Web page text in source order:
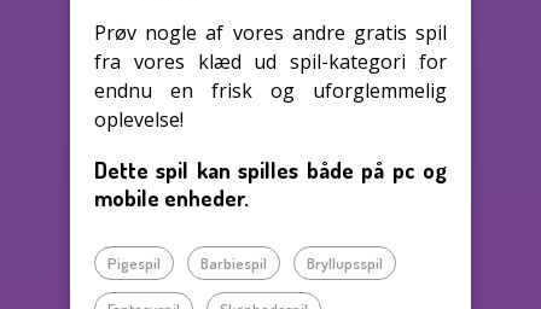
Prøv nogle af vores andre gratis spil
fra vores klæd ud spil-kategori for
endnu en frisk og uforglemmelig
oplevelse!
Dette spil kan spilles både på pc og
mobile enheder.
Pigespil Barbiespil Bryllupsspil